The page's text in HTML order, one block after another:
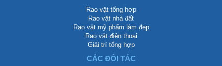
Rao vặt tổng hợp
Rao vặt nhà đất
Rao vặt mỹ phẩm làm đẹp
Rao vặt điện thoại
Giải trí tổng hợp
CÁC ĐỐI TÁC